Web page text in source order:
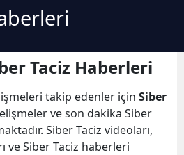
Afyonkarahisar
Amasya
Ankara
Antalya
Taciz Haberleri
takip edenler için Siber
ve son dakika Siber
Siber Taciz videoları,
ve Siber Taciz haberleri